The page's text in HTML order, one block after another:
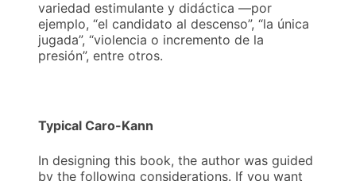
variedad estimulante y didáctica —por
ejemplo, “el candidato al descenso”, “la única
jugada”, “violencia o incremento de la
presión”, entre otros.
Typical Caro-Kann
In designing this book, the author was guided
by the following considerations. If you want